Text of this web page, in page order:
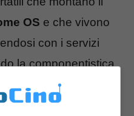
OS e che vivono
con i servizi
la componentistica
e stesso dicasi per il
di Samsung